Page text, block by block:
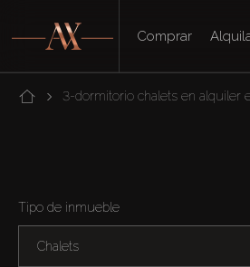
Comprar
3-dormitorio chalets en alquiler
Tipo de inmueble
Chalets